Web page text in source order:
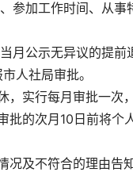
参加工作时间、从
月公示无异议的提
人社局审批。
实行每月审批一次
的次月10日前将个
及不符合的理由告知